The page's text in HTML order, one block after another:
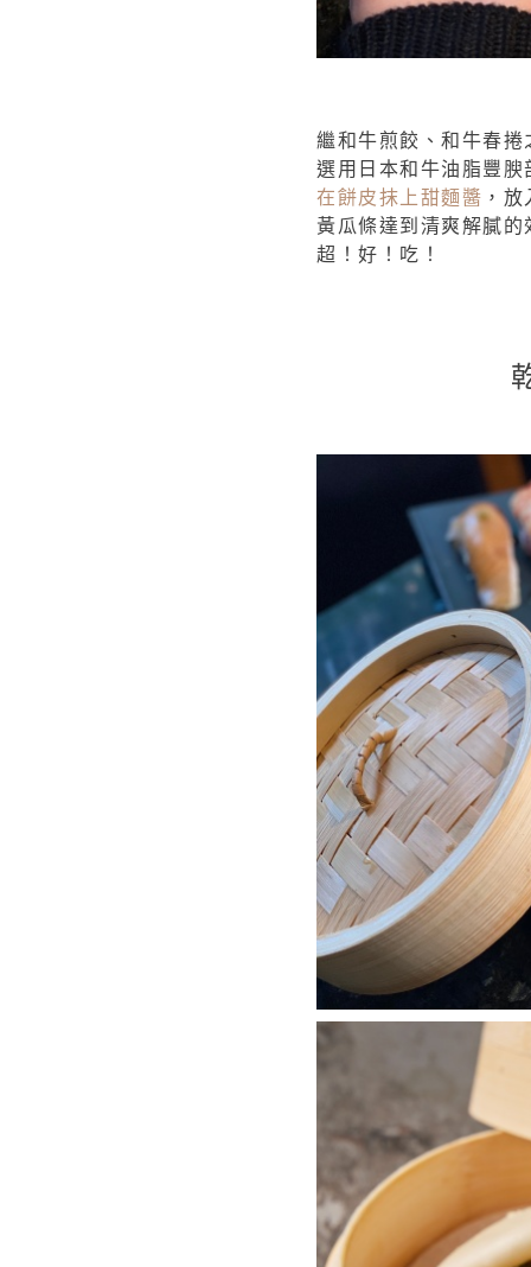
繼和牛煎餃、和牛春捲
選用日本和牛油脂豐腴
在餅皮抹上甜麵醬 ，
黃瓜條達到清爽解膩的
超！好！吃！